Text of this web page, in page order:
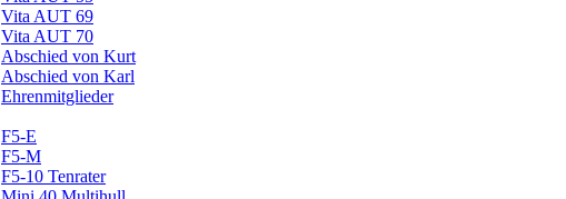
Vita AUT 69
Vita AUT 70
Abschied von Kurt
Abschied von Karl
Ehrenmitglieder
F5-E
F5-M
F5-10 Tenrater